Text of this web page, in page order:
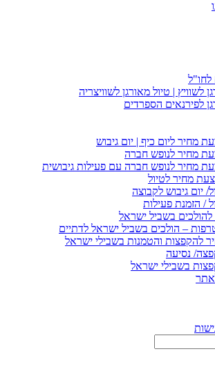
לחו"ל
לשוויץ | טיול מאורגן לשוויצריה
לפירנאים הספרדים
מחיר ליום כיף | יום גיבוש
מחיר לנופש חברה
מחיר לנופש חברה עם פעילות גיבושית
מחיר לטיול
יום גיבוש לקבוצה
/ הזמנת פעילות
בשביל ישראל
– הולכים בשביל ישראל לדתיים
להקפצות והטמנות בשבילי ישראל
נסיעה
בשבילי ישראל